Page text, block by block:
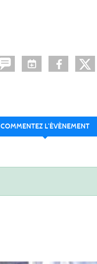
COMMENTEZ L’ÉVÈNEMENT